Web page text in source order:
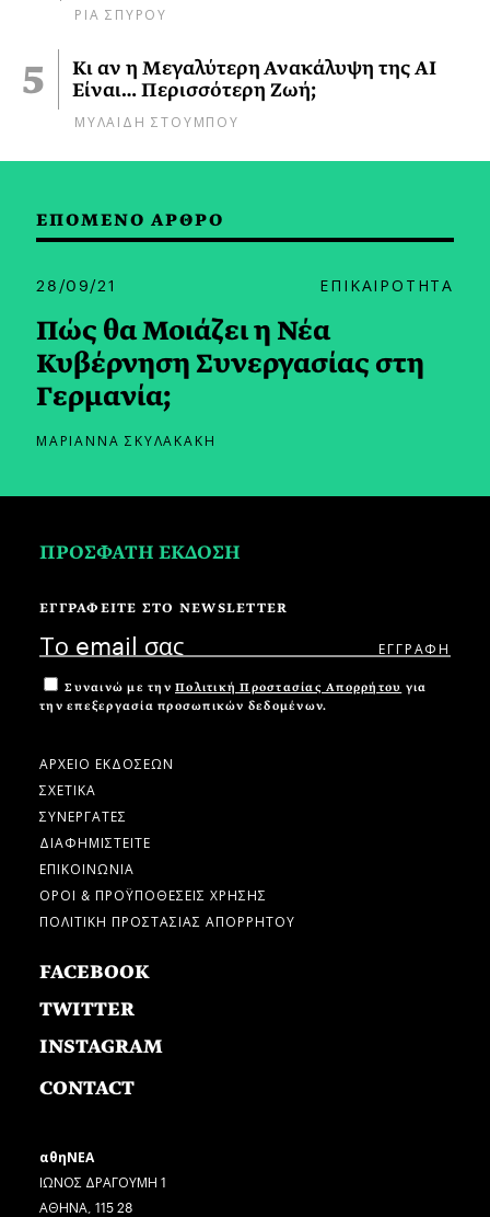
ΡΙΑ ΣΠΥΡΟΥ
Κι αν η Μεγαλύτερη Ανακάλυψη της AI
Είναι… Περισσότερη Ζωή;
ΜΥΛΑΙΔΗ ΣΤΟΥΜΠΟΥ
ΕΠΟΜΕΝΟ ΑΡΘΡΟ
28/09/21 ΕΠΙΚΑΙΡΟΤΗΤΑ
Πώς θα Μοιάζει η Νέα
Κυβέρνηση Συνεργασίας στη
Γερμανία;
ΜΑΡΙΑΝΝΑ ΣΚΥΛΑΚΑΚΗ
ΠΡΟΣΦΑΤΗ ΕΚΔΟΣΗ
ΕΓΓΡΑΦΕΙΤΕ ΣΤΟ NEWSLETTER
Συναινώ με την Πολιτική Προστασίας Απορρήτου για
την επεξεργασία προσωπικών δεδομένων.
ΑΡΧΕΙΟ ΕΚΔΟΣΕΩΝ
ΣΧΕΤΙΚΑ
ΣΥΝΕΡΓΑΤΕΣ
ΔΙΑΦΗΜΙΣΤΕΙΤΕ
ΕΠΙΚΟΙΝΩΝΙΑ
ΟΡΟΙ & ΠΡΟΫΠΟΘΕΣΕΙΣ ΧΡΗΣΗΣ
ΠΟΛΙΤΙΚΗ ΠΡΟΣΤΑΣΙΑΣ ΑΠΟΡΡΗΤΟΥ
FACEBOOK
TWITTER
INSTAGRAM
CONTACT
αθηΝΕΑ
ΙΩΝΟΣ ΔΡΑΓΟΥΜΗ 1
ΑΘΗΝΑ, 115 28